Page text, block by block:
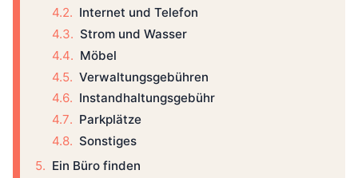
Internet und Telefon
Strom und Wasser
Möbel
Verwaltungsgebühren
Instandhaltungsgebühr
Parkplätze
Sonstiges
Ein Büro finden